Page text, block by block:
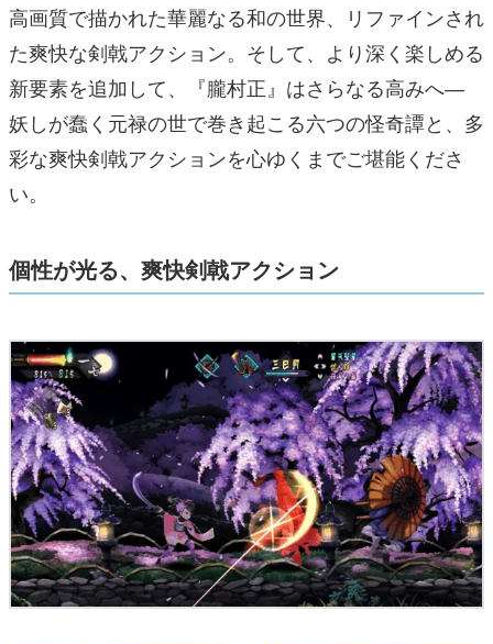
高画質で描かれた華麗なる和の世界、リファインされ
た爽快な剣戟アクション。そして、より深く楽しめる
新要素を追加して、『朧村正』はさらなる高みへ―
妖しが蠢く元禄の世で巻き起こる六つの怪奇譚と、多
彩な爽快剣戟アクションを心ゆくまでご堪能くださ
い。
個性が光る、爽快剣戟アクション